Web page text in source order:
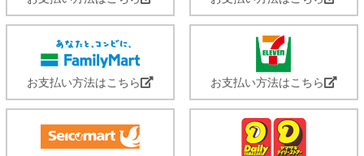
お支払い方法はこちら お支払い方法はこちら